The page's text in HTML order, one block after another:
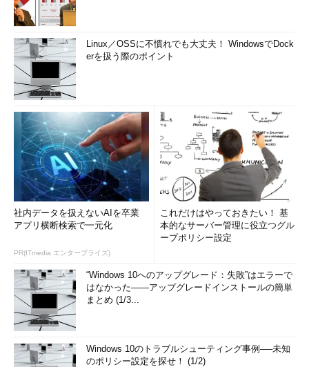
2）
画面1 指定したディレクトリ以下を2回層分表示したところ
画面2 ツリー構造を表現する線を滑らかに表示した
Linux／OSSに不慣れでも大丈夫！ WindowsでDock
erを扱う際のポイント
社内データを扱えないAIを卒業
アプリ横断検索で一元化
PR(ITmedia エンタープライズ)
これだけはやっておきたい！ 基
本的なサーバー管理に役立つグル
ープポリシー設定
“Windows 10へのアップグレード：失敗”はエラーで
はなかった――アップグレードインストールの簡単
まとめ (1/3...
Windows 10のトラブルシューティング事例──未知
のポリシー設定を探せ！ (1/2)